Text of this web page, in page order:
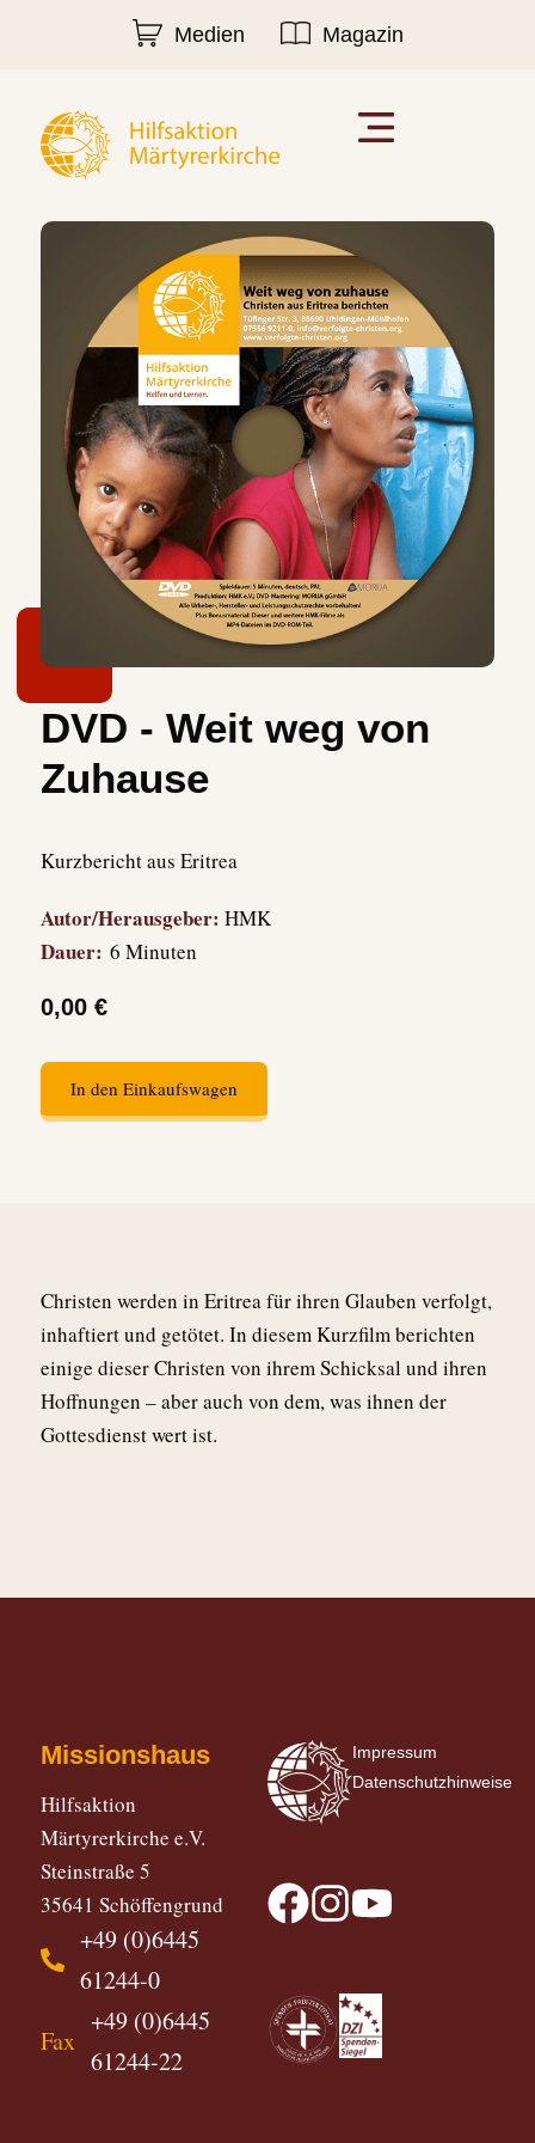
Medien Magazin
DVD - Weit weg von
Zuhause
Kurzbericht aus Eritrea
Autor/Herausgeber: HMK
Dauer: 6 Minuten
0,00 €
In den Einkaufswagen
Christen werden in Eritrea für ihren Glauben verfolgt,
inhaftiert und getötet. In diesem Kurzfilm berichten
einige dieser Christen von ihrem Schicksal und ihren
Hoffnungen – aber auch von dem, was ihnen der
Gottesdienst wert ist.
Missionshaus
Hilfsaktion
Märtyrerkirche e.V.
Steinstraße 5
35641 Schöffengrund
+49 (0)6445
61244-0
Fax
+49 (0)6445
61244-22
Impressum
Datenschutzhinweise